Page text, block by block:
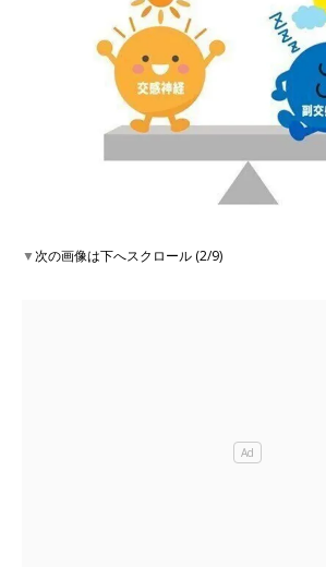
▼次の画像は下へスクロール (2/9)